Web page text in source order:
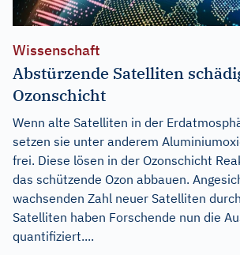
Wissenschaft
Abstürzende Satelliten
Ozonschicht
Wenn alte Satelliten in der
setzen sie unter anderem
frei. Diese lösen in der Ozonschicht
das schützende Ozon abbauen.
wachsenden Zahl neuer Satelliten
Satelliten haben Forschende nun die
quantifiziert....